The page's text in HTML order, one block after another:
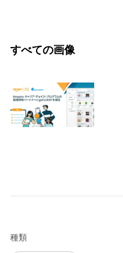
すべての画像
種類